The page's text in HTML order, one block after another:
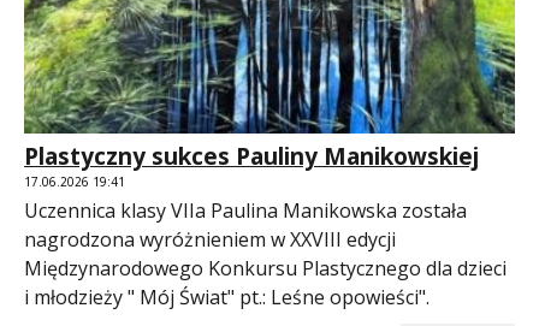
Plastyczny sukces Pauliny Manikowskiej
17.06.2026 19:41
Uczennica klasy VIIa Paulina Manikowska została
nagrodzona wyróżnieniem w XXVIII edycji
Międzynarodowego Konkursu Plastycznego dla dzieci
i młodzieży " Mój Świat" pt.: Leśne opowieści".